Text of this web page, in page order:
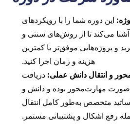
این دوره شما را با رویکردهای
می‌کند تا از روش‌های سنتی و
و پروژه‌هایی موفق‌تر با کمترین
هزینه و زمان اجرا کنید.
و انتقال دانش عملی: دریافت
مهارت‌محور بوده و دانش و
متخصص به‌طور کامل انتقال
رفع اشکال و پشتیبانی مستمر.